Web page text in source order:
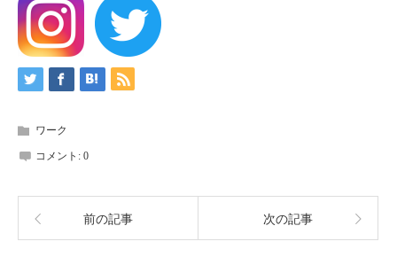
ワーク
コメント: 0
前の記事 次の記事